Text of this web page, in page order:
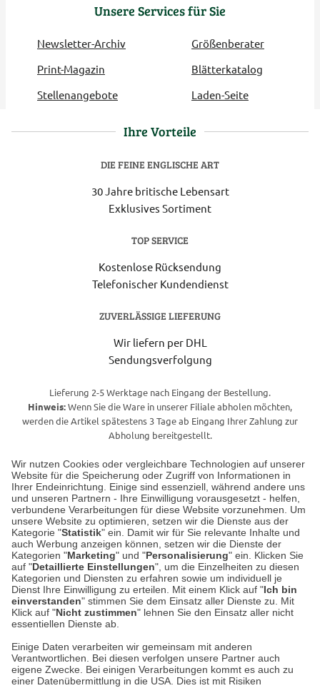
Wir nutzen Cookies oder vergleichbare Technologien auf unserer
Website für die Speicherung oder Zugriff von Informationen in
Ihrer Endeinrichtung. Einige sind essenziell, während andere uns
und unseren Partnern - Ihre Einwilligung vorausgesetzt - helfen,
verbundene Verarbeitungen für diese Website vorzunehmen. Um
unsere Website zu optimieren, setzen wir die Dienste aus der
Kategorie "Statistik" ein. Damit wir für Sie relevante Inhalte und
auch Werbung anzeigen können, setzen wir die Dienste der
Kategorien "Marketing" und "Personalisierung" ein. Klicken Sie
auf "Detaillierte Einstellungen", um die Einzelheiten zu diesen
Kategorien und Diensten zu erfahren sowie um individuell je
Dienst Ihre Einwilligung zu erteilen. Mit einem Klick auf "Ich bin
einverstanden" stimmen Sie dem Einsatz aller Dienste zu. Mit
Klick auf "Nicht zustimmen" lehnen Sie den Einsatz aller nicht
essentiellen Dienste ab.
Einige Daten verarbeiten wir gemeinsam mit anderen
Verantwortlichen. Bei diesen verfolgen unsere Partner auch
eigene Zwecke. Bei einigen Verarbeitungen kommt es auch zu
einer Datenübermittlung in die USA. Dies ist mit Risiken
Unsere Services für Sie
Newsletter-Archiv
Größenberater
Print-Magazin
Blätterkatalog
Stellenangebote
Laden-Seite
Ihre Vorteile
DIE FEINE ENGLISCHE ART
30 Jahre britische Lebensart
Exklusives Sortiment
TOP SERVICE
Kostenlose Rücksendung
Telefonischer Kundendienst
ZUVERLÄSSIGE LIEFERUNG
Wir liefern per DHL
Sendungsverfolgung
Lieferung 2-5 Werktage nach Eingang der Bestellung.
Hinweis:Wenn Sie die Ware in unserer Filiale abholen möchten,
werden die Artikel spätestens 3 Tage ab Eingang Ihrer Zahlung zur
Abholung bereitgestellt.
Unser Geschäft in Meckenheim
Auf dem Steinbüchel 6
53340 Meckenheim
Montag bis Samstag 9:00 Uhr bis 18:00 Uhr
weitere Information
Hier finden Sie uns im Netz